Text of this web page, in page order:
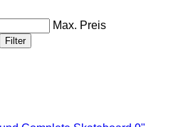
Max. Preis
Filter